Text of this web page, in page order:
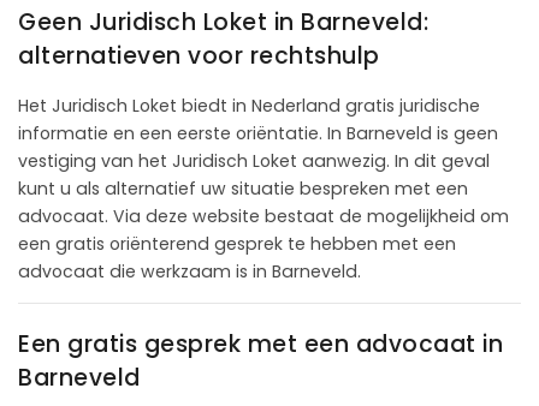
Geen Juridisch Loket in Barneveld:
alternatieven voor rechtshulp
Het Juridisch Loket biedt in Nederland gratis juridische
informatie en een eerste oriëntatie. In Barneveld is geen
vestiging van het Juridisch Loket aanwezig. In dit geval
kunt u als alternatief uw situatie bespreken met een
advocaat. Via deze website bestaat de mogelijkheid om
een gratis oriënterend gesprek te hebben met een
advocaat die werkzaam is in Barneveld.
Een gratis gesprek met een advocaat in
Barneveld